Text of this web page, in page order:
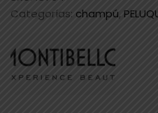
Categorías: champú,